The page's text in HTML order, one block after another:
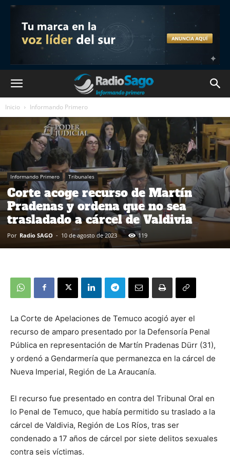
Inicio Informando Primero
Informando Primero Tribunales
Corte acoge recurso de Martín
Pradenas y ordena que no sea
trasladado a cárcel de Valdivia
Por Radio SAGO - 10 de agosto de 2023 119
La Corte de Apelaciones de Temuco acogió ayer el
recurso de amparo presentado por la Defensoría Penal
Pública en representación de Martín Pradenas Dürr (31),
y ordenó a Gendarmería que permanezca en la cárcel de
Nueva Imperial, Región de La Araucanía.
El recurso fue presentado en contra del Tribunal Oral en
lo Penal de Temuco, que había permitido su traslado a la
cárcel de Valdivia, Región de Los Ríos, tras ser
condenado a 17 años de cárcel por siete delitos sexuales
contra seis víctimas.